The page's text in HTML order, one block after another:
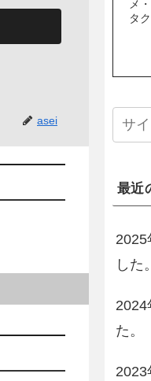
asei
メ
タ
最近
2025
した。
2024
た。
2023